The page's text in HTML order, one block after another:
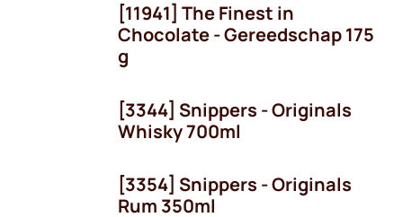
[11941] The Finest in
Chocolate - Gereedschap 175
g
[3344] Snippers - Originals
Whisky 700ml
[3354] Snippers - Originals
Rum 350ml